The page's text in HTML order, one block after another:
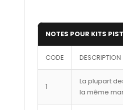
NOTES POUR KITS
CODE DESCRIPTION
1
La plupart
la même